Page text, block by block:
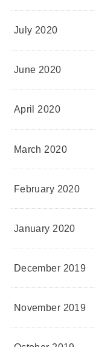
July 2020
June 2020
April 2020
March 2020
February 2020
January 2020
December 2019
November 2019